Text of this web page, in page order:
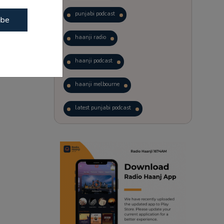
punjabi podcast
haanji radio
haanji podcast
haanji melbourne
latest punjabi podcast
trending punjabi podcast
ranjodh singh
punjabi podcast australia